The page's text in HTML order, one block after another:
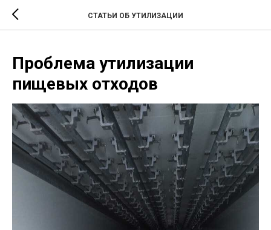
СТАТЬИ ОБ УТИЛИЗАЦИИ
Проблема утилизации
пищевых отходов